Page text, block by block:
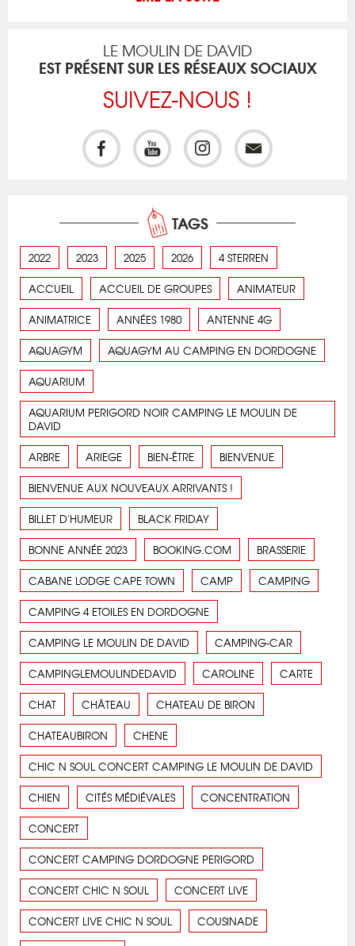
LE MOULIN DE DAVID
EST PRÉSENT SUR LES RÉSEAUX SOCIAUX
SUIVEZ-NOUS !
TAGS
2022 2023 2025 2026 4 STERREN
ACCUEIL ACCUEIL DE GROUPES ANIMATEUR
ANIMATRICE ANNÉES 1980 ANTENNE 4G
AQUAGYM AQUAGYM AU CAMPING EN DORDOGNE
AQUARIUM
AQUARIUM PERIGORD NOIR CAMPING LE MOULIN DE
DAVID
ARBRE ARIEGE BIEN-ÊTRE BIENVENUE
BIENVENUE AUX NOUVEAUX ARRIVANTS !
BILLET D'HUMEUR BLACK FRIDAY
BONNE ANNÉE 2023 BOOKING.COM BRASSERIE
CABANE LODGE CAPE TOWN CAMP CAMPING
CAMPING 4 ETOILES EN DORDOGNE
CAMPING LE MOULIN DE DAVID CAMPING-CAR
CAMPINGLEMOULINDEDAVID CAROLINE CARTE
CHAT CHÂTEAU CHATEAU DE BIRON
CHATEAUBIRON CHENE
CHIC N SOUL CONCERT CAMPING LE MOULIN DE DAVID
CHIEN CITÉS MÉDIÉVALES CONCENTRATION
CONCERT
CONCERT CAMPING DORDOGNE PERIGORD
CONCERT CHIC N SOUL CONCERT LIVE
CONCERT LIVE CHIC N SOUL COUSINADE